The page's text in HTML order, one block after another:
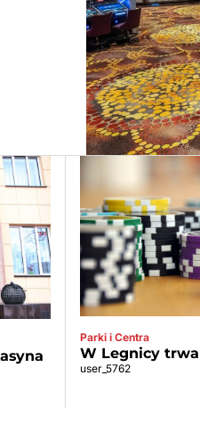
Parki i Centra
W Legnicy
user_5762